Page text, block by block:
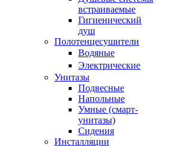
встраиваемые
Гигиенический
душ
Полотенцесушители
ㅤВодяные
ㅤЭлектрические
Унитазы
Подвесные
Напольные
Умные (смарт-
унитазы)
Сидения
Инсталляции